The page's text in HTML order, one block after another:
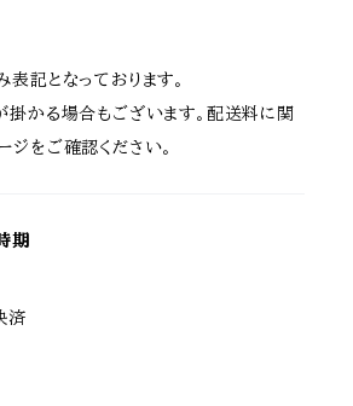
記となっております。
掛かる場合もございます。配送料に関
をご確認ください。
期
済